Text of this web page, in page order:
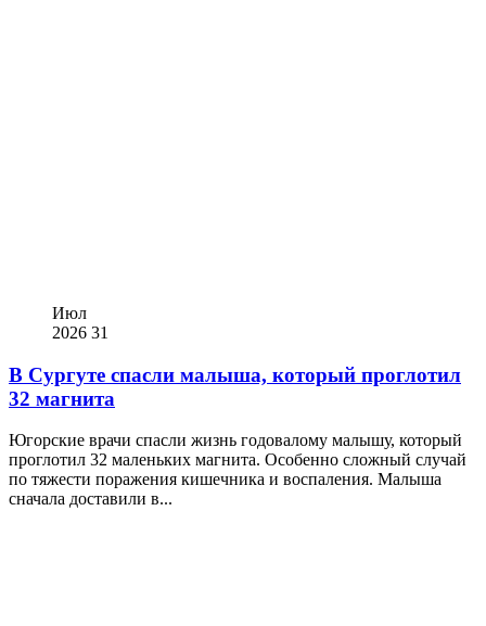
Июл
2026 31
В Сургуте спасли малыша, который проглотил
32 магнита
Югорские врачи спасли жизнь годовалому малышу, который
проглотил 32 маленьких магнита. Особенно сложный случай
по тяжести поражения кишечника и воспаления. Малыша
сначала доставили в...